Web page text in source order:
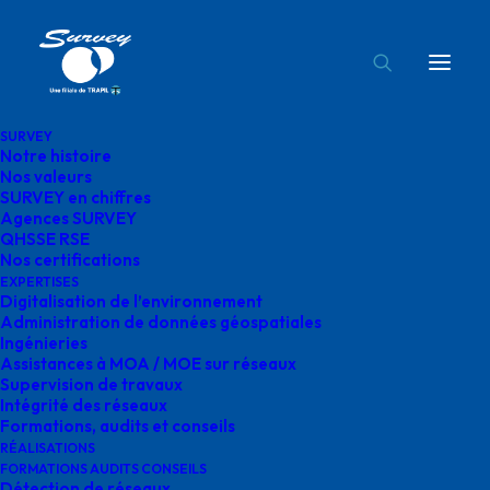
SURVEY
Notre histoire
Nos valeurs
SURVEY en chiffres
Agences SURVEY
QHSSE RSE
Nos certifications
EXPERTISES
Digitalisation de l’environnement
Administration de données géospatiales
Ingénieries
Assistances à MOA / MOE sur réseaux
Supervision de travaux
Intégrité des réseaux
Formations, audits et conseils
RÉALISATIONS
FORMATIONS AUDITS CONSEILS
supervisions de
travaux survey